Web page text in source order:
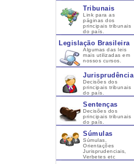
Tribunais
Link para as
páginas dos
principais tribunais
do país.
Legislação Brasileira
Algumas das leis
mais utilizadas em
nossos cursos.
Jurisprudência
Decisões dos
principais tribunais
do país.
Sentenças
Decisões dos
principais tribunais
do país.
Súmulas
Súmulas,
Orientações
Jurisprudenciais,
Verbetes etc